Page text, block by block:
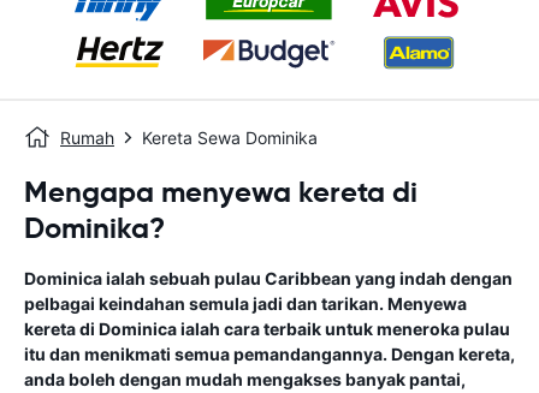
Rumah Kereta Sewa Dominika
Mengapa menyewa kereta di
Dominika?
Dominica ialah sebuah pulau Caribbean yang indah dengan
pelbagai keindahan semula jadi dan tarikan. Menyewa
kereta di Dominica ialah cara terbaik untuk meneroka pulau
itu dan menikmati semua pemandangannya. Dengan kereta,
anda boleh dengan mudah mengakses banyak pantai,